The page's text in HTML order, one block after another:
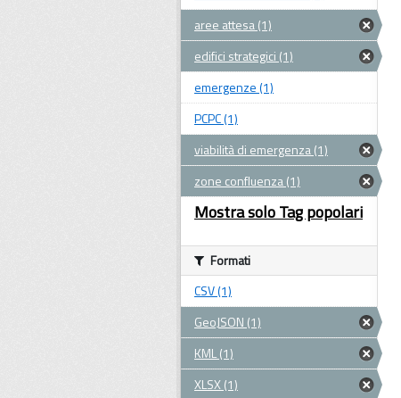
aree attesa (1)
edifici strategici (1)
emergenze (1)
PCPC (1)
viabilità di emergenza (1)
zone confluenza (1)
Mostra solo Tag popolari
Formati
CSV (1)
GeoJSON (1)
KML (1)
XLSX (1)